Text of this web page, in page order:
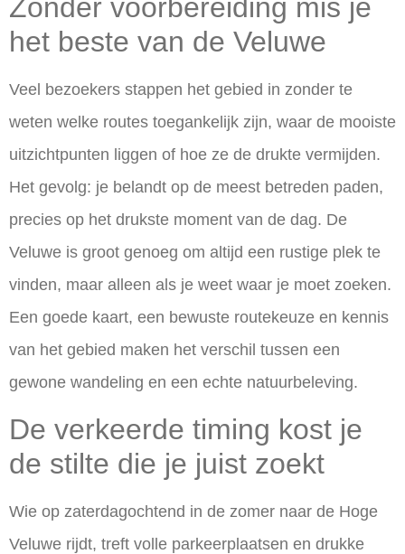
Zonder voorbereiding mis je
het beste van de Veluwe
Veel bezoekers stappen het gebied in zonder te
weten welke routes toegankelijk zijn, waar de mooiste
uitzichtpunten liggen of hoe ze de drukte vermijden.
Het gevolg: je belandt op de meest betreden paden,
precies op het drukste moment van de dag. De
Veluwe is groot genoeg om altijd een rustige plek te
vinden, maar alleen als je weet waar je moet zoeken.
Een goede kaart, een bewuste routekeuze en kennis
van het gebied maken het verschil tussen een
gewone wandeling en een echte natuurbeleving.
De verkeerde timing kost je
de stilte die je juist zoekt
Wie op zaterdagochtend in de zomer naar de Hoge
Veluwe rijdt, treft volle parkeerplaatsen en drukke